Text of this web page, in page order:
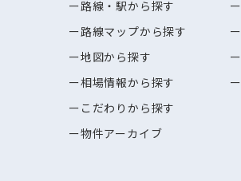
路線・駅から探す
路線マップから探す
地図から探す
相場情報から探す
こだわりから探す
物件アーカイブ